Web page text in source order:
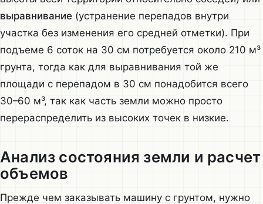
выравнивание (устранение перепадов внутри
участка без изменения его средней отметки). При
подъеме 6 соток на 30 см потребуется около 210 м³
грунта, тогда как для выравнивания той же
площади с перепадом в 30 см понадобится всего
30–60 м³, так как часть земли можно просто
перераспределить из высоких точек в низкие.
Анализ состояния земли и расчет
объемов
Прежде чем заказывать машину с грунтом, нужно